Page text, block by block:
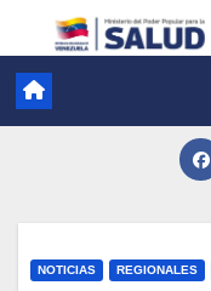
NOTICIAS REGIONALES